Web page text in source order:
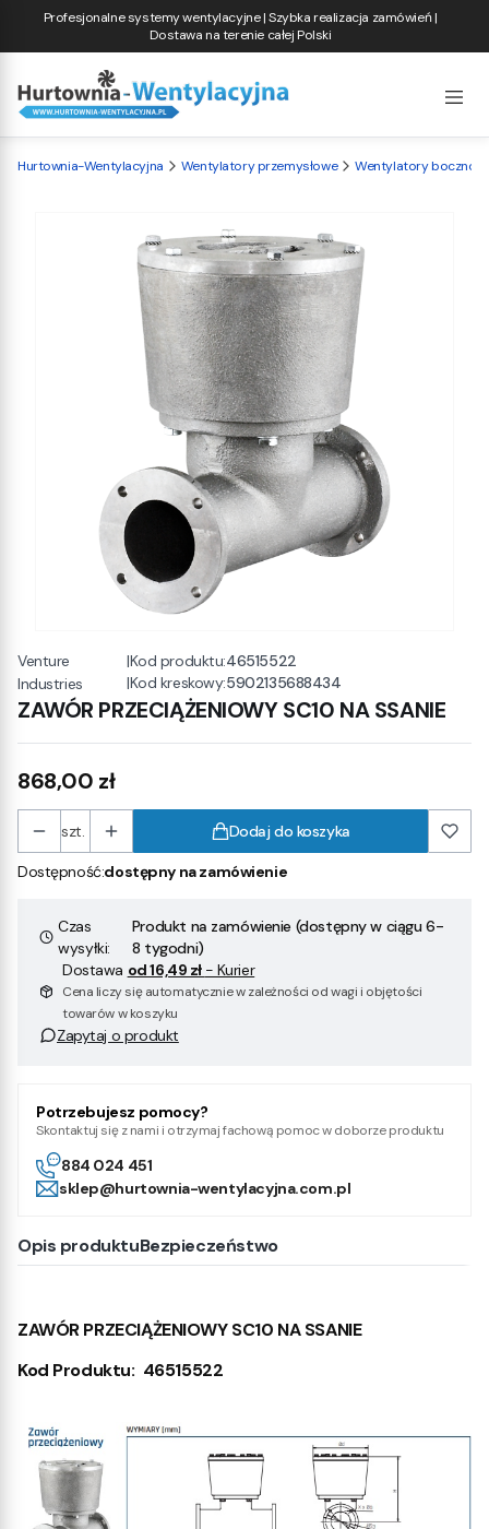
Profesjonalne systemy wentylacyjne | Szybka realizacja zamówień |
Dostawa na terenie całej Polski
Hurtownia-Wentylacyjna Wentylatory przemysłowe Wentylatory
Venture
Industries
|Kod produktu:46515522
|Kod kreskowy:5902135688434
ZAWÓR PRZECIĄŻENIOWY SC10 NA SSANIE
Cena
868,00 zł
szt. Dodaj do koszyka
Dostępność:dostępny na zamówienie
Czas
wysyłki:
Produkt na zamówienie (dostępny w ciągu 6-
8 tygodni)
Dostawa od 16,49 zł - Kurier
Cena liczy się automatycznie w zależności od wagi i objętości
towarów w koszyku
Zapytaj o produkt
Potrzebujesz pomocy?
Skontaktuj się z nami i otrzymaj fachową pomoc w doborze produktu
884 024 451
sklep@hurtownia-wentylacyjna.com.pl
Opis produktuBezpieczeństwo
ZAWÓR PRZECIĄŻENIOWY SC10 NA SSANIE
Kod Produktu: 46515522